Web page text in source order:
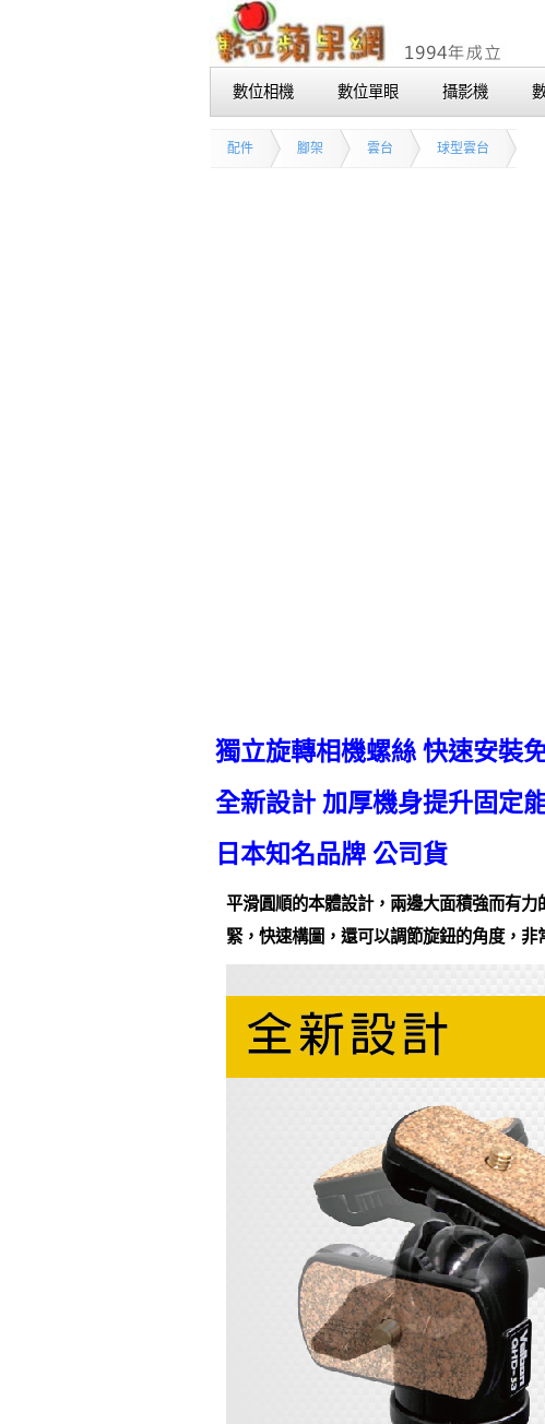
數位相機 數位單眼 攝影機
配件 腳架 雲台 球型雲台
獨立旋轉相機螺絲 快速安裝
全新設計 加厚機身提升固定
日本知名品牌 公司貨
平滑圓順的本體設計，兩邊大面積強而有
緊，快速構圖，還可以調節旋鈕的角度，非